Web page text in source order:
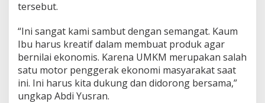
tersebut.
“Ini sangat kami sambut dengan semangat. Kaum
Ibu harus kreatif dalam membuat produk agar
bernilai ekonomis. Karena UMKM merupakan salah
satu motor penggerak ekonomi masyarakat saat
ini. Ini harus kita dukung dan didorong bersama,”
ungkap Abdi Yusran.